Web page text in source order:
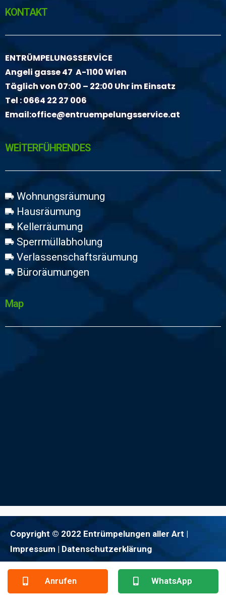
KONTAKT
ENTRÜMPELUNGSSERVİCE
Angeli gasse 47 A-1100 Wien
Täglich von 07:00 – 22:00 Uhr im Einsatz
Tel :0664 22 27 006
Email:office@entruempelungsservice.at
WEİTERFÜHRENDES
Wohnungsräumung
Hausräumung
Kellerräumung
Sperrmüllabholung
Verlassenschaftsräumung
Büroräumungen
Map
Copyright © 2022 Entrümpelungen aller Art |
Impressum | Datenschutzerklärung
Anrufen WhatsApp